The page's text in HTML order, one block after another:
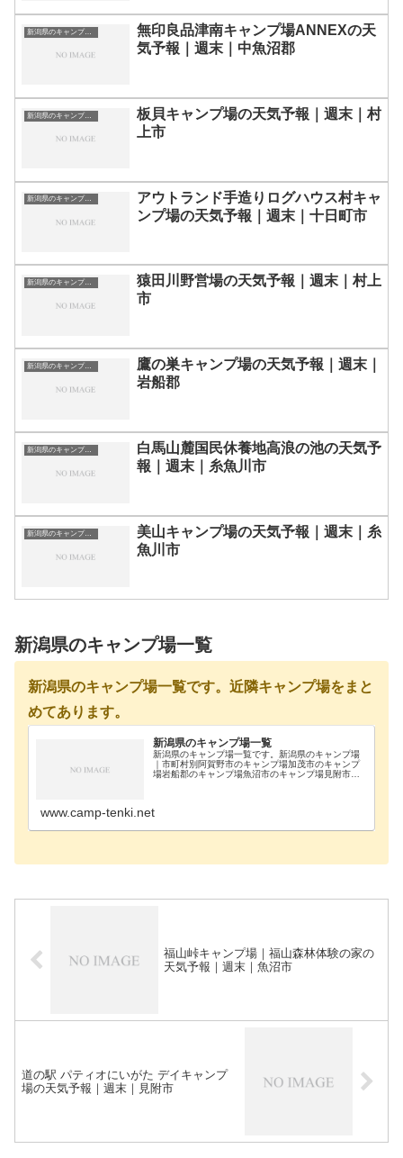
新潟県のキャンプ場一覧
無印良品津南キャンプ場ANNEXの天
気予報｜週末｜中魚沼郡
新潟県のキャンプ場一覧
板貝キャンプ場の天気予報｜週末｜村
上市
新潟県のキャンプ場一覧
アウトランド手造りログハウス村キャ
ンプ場の天気予報｜週末｜十日町市
新潟県のキャンプ場一覧
猿田川野営場の天気予報｜週末｜村上
市
新潟県のキャンプ場一覧
鷹の巣キャンプ場の天気予報｜週末｜
岩船郡
新潟県のキャンプ場一覧
白馬山麓国民休養地高浪の池の天気予
報｜週末｜糸魚川市
新潟県のキャンプ場一覧
美山キャンプ場の天気予報｜週末｜糸
魚川市
新潟県のキャンプ場一覧
新潟県のキャンプ場一覧です。近隣キャンプ場をまと
めてあります。
新潟県のキャンプ場一覧
新潟県のキャンプ場一覧です。新潟県のキャンプ場
｜市町村別阿賀野市のキャンプ場加茂市のキャンプ
場岩船郡のキャンプ場魚沼市のキャンプ場見附市の
www.camp-tenki.net
福山峠キャンプ場｜福山森林体験の家の
天気予報｜週末｜魚沼市
道の駅 パティオにいがた デイキャンプ
場の天気予報｜週末｜見附市